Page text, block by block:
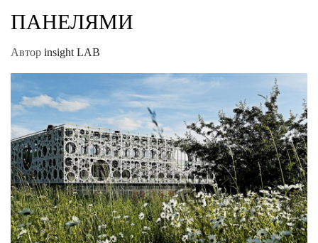
ПАНЕЛЯМИ
Автор insight LAB